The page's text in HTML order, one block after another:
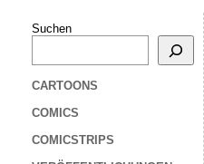
Suchen
CARTOONS
COMICS
COMICSTRIPS